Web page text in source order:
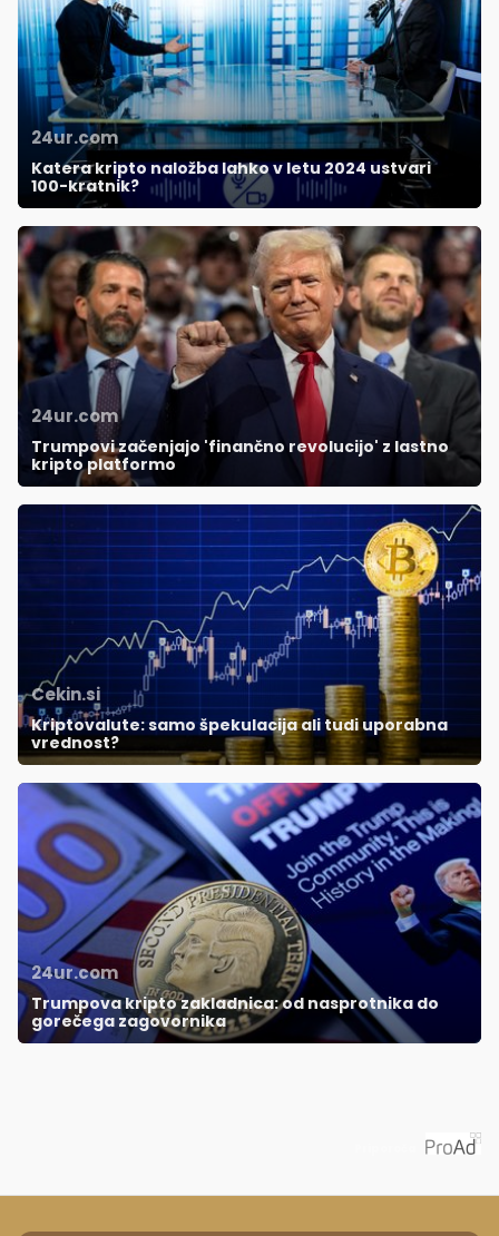
24ur.com
Katera kripto naložba lahko v letu 2024 ustvari
100-kratnik?
24ur.com
Trumpovi začenjajo 'finančno revolucijo' z lastno
kripto platformo
Cekin.si
Kriptovalute: samo špekulacija ali tudi uporabna
vrednost?
24ur.com
Trumpova kripto zakladnica: od nasprotnika do
gorečega zagovornika